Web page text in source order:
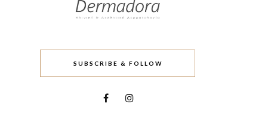
SUBSCRIBE & FOLLOW